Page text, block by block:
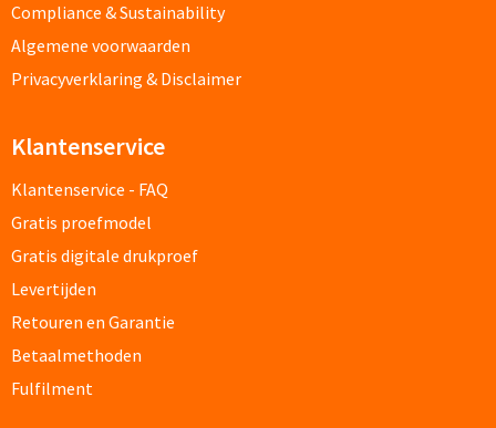
Golfparaplu's bedrukken
Kinderparaplu's bedrukken
Poncho's & Regenjassen
Poncho's bedrukken
Regenjassen bedrukken
Custom made
Custom made paraplu's
Compliance & Sustainability
Algemene voorwaarden
Privacyverklaring & Disclaimer
Klantenservice
Klantenservice - FAQ
Gratis proefmodel
Gratis digitale drukproef
Levertijden
Retouren en Garantie
Betaalmethoden
Fulfilment